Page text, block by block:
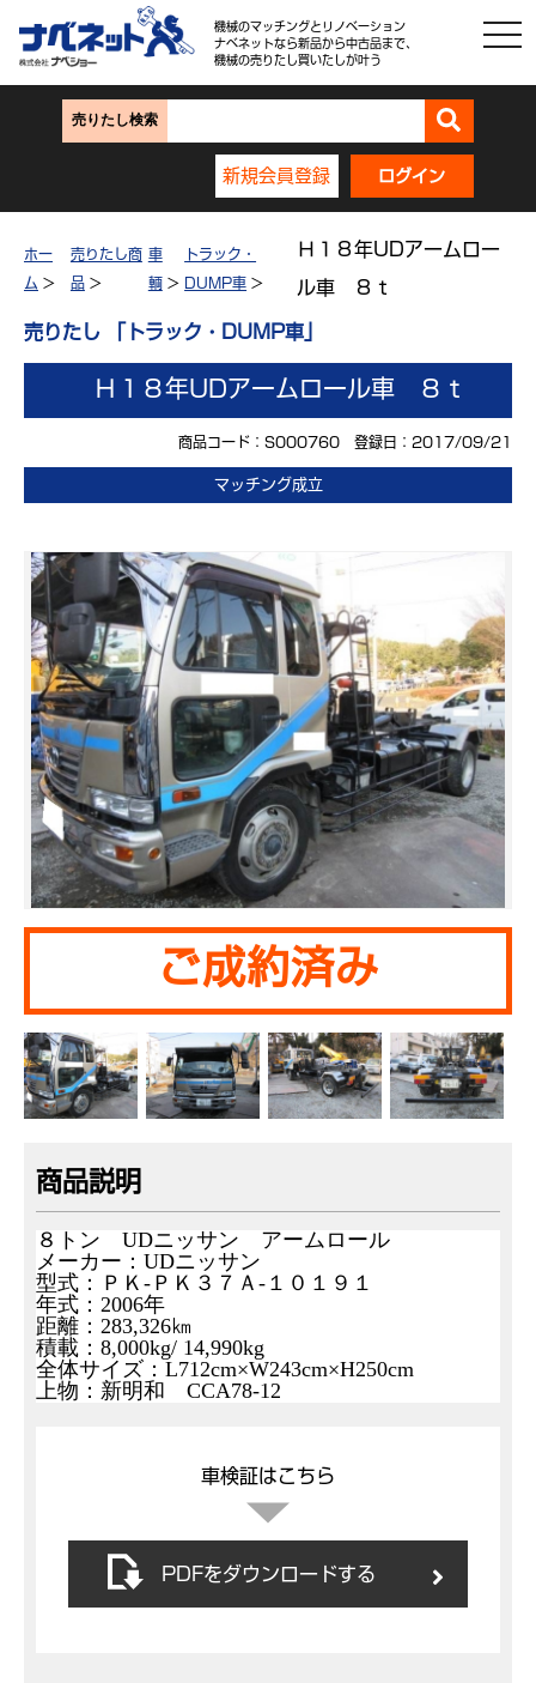
機械のマッチングとリノベーション
ナベネットなら新品から中古品まで、
機械の売りたし買いたしが叶う
売りたし検索
新規会員登録 ログイン
ホー
ム >
売りたし商
品>
車
輌>
トラック・
DUMP車 >
Ｈ１８年UDアームロー
ル車 ８ｔ
売りたし 「トラック・DUMP車」
Ｈ１８年UDアームロール車 ８ｔ
商品コード：S000760 登録日：2017/09/21
マッチング成立
ご成約済み
商品説明
８トン UDニッサン アームロール
メーカー：UDニッサン
型式：ＰＫ-ＰＫ３７Ａ-１０１９１
年式：2006年
距離：283,326㎞
積載：8,000kg/ 14,990kg
全体サイズ：L712cm×W243cm×H250cm
上物：新明和 CCA78-12
車検証はこちら
PDFをダウンロードする